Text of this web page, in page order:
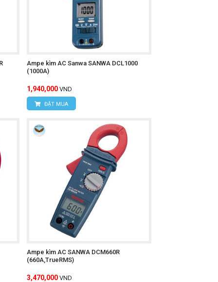
điện.
trong lĩnh vực điện tử. Với nhiều tính
chính hãng, quý khách
Ampe kìm AC Sanwa SANWA DCL1000
(1000A)
1,940,000 VND
ĐẶT MUA
Ampe kìm AC SANWA DCM660R
(660A,TrueRMS)
3,470,000 VND